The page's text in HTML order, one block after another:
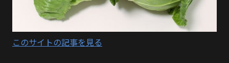
このサイトの記事を見る